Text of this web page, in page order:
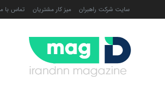
سایت شرکت راهبران میز کار مشتریان تماس با